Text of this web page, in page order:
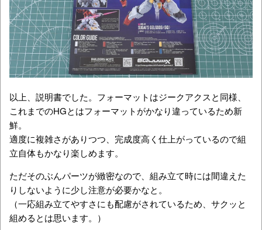
以上、説明書でした。フォーマットはジークアクスと同様、
これまでのHGとはフォーマットがかなり違っているため新
鮮。
適度に複雑さがありつつ、完成度高く仕上がっているので組
立自体もかなり楽しめます。
ただそのぶんパーツが緻密なので、組み立て時には間違えた
りしないように少し注意が必要かなと。
（一応組み立てやすさにも配慮がされているため、サクッと
組めるとは思います。）